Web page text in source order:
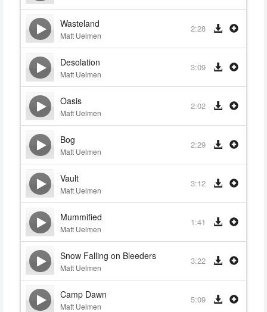
Wasteland
Matt Uelmen
2:28
Desolation
Matt Uelmen
3:09
Oasis
Matt Uelmen
2:02
Bog
Matt Uelmen
2:29
Vault
Matt Uelmen
3:12
Mummified
Matt Uelmen
1:41
Snow Falling on Bleeders
Matt Uelmen
3:22
Camp Dawn
Matt Uelmen
5:09